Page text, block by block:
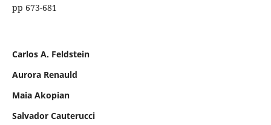
pp 673-681
Carlos A. Feldstein
Aurora Renauld
Maia Akopian
Salvador Cauterucci